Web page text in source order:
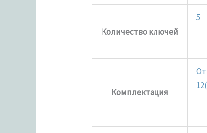
Количество ключей
5
Комплектация